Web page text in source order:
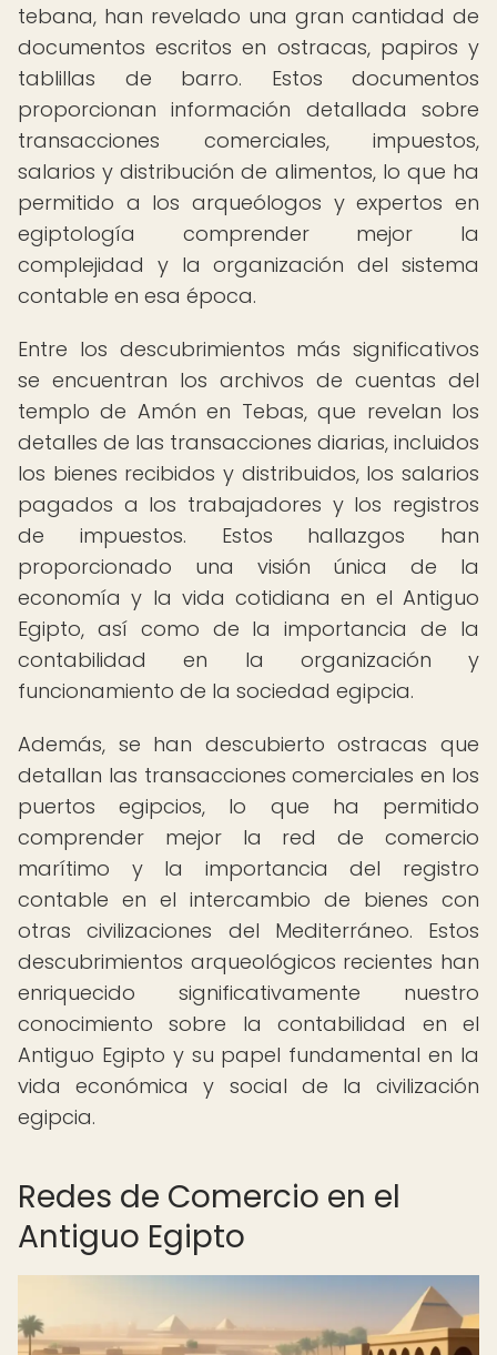
tebana, han revelado una gran cantidad de
documentos escritos en ostracas, papiros y
tablillas de barro. Estos documentos
proporcionan información detallada sobre
transacciones comerciales, impuestos,
salarios y distribución de alimentos, lo que ha
permitido a los arqueólogos y expertos en
egiptología comprender mejor la
complejidad y la organización del sistema
contable en esa época.
Entre los descubrimientos más significativos
se encuentran los archivos de cuentas del
templo de Amón en Tebas, que revelan los
detalles de las transacciones diarias, incluidos
los bienes recibidos y distribuidos, los salarios
pagados a los trabajadores y los registros
de impuestos. Estos hallazgos han
proporcionado una visión única de la
economía y la vida cotidiana en el Antiguo
Egipto, así como de la importancia de la
contabilidad en la organización y
funcionamiento de la sociedad egipcia.
Además, se han descubierto ostracas que
detallan las transacciones comerciales en los
puertos egipcios, lo que ha permitido
comprender mejor la red de comercio
marítimo y la importancia del registro
contable en el intercambio de bienes con
otras civilizaciones del Mediterráneo. Estos
descubrimientos arqueológicos recientes han
enriquecido significativamente nuestro
conocimiento sobre la contabilidad en el
Antiguo Egipto y su papel fundamental en la
vida económica y social de la civilización
egipcia.
Redes de Comercio en el
Antiguo Egipto